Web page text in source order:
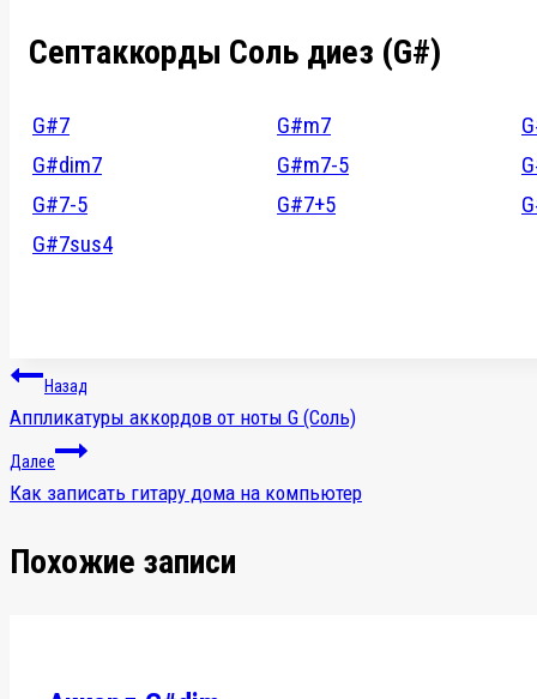
Септаккорды Соль диез (G#)
G#7 G#m7
G#dim7
G#m7-5
G#7-5
G#7+5
G#7sus4
Навигация
по
записям
Назад
Аппликатуры аккордов от ноты G (Соль)
Далее
Как записать гитару дома на компьютер
Похожие записи